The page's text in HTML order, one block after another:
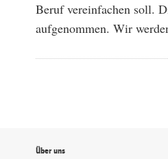
Beruf vereinfachen soll.
aufgenommen. Wir
Über uns